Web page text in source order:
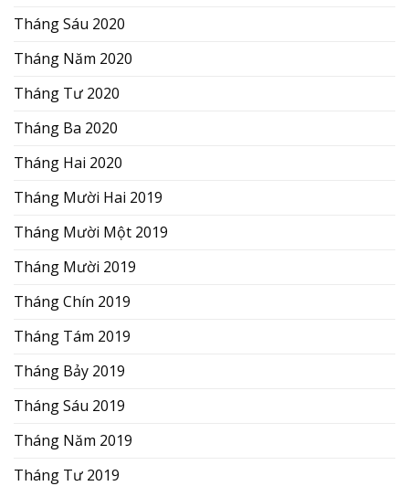
Tháng Sáu 2020
Tháng Năm 2020
Tháng Tư 2020
Tháng Ba 2020
Tháng Hai 2020
Tháng Mười Hai 2019
Tháng Mười Một 2019
Tháng Mười 2019
Tháng Chín 2019
Tháng Tám 2019
Tháng Bảy 2019
Tháng Sáu 2019
Tháng Năm 2019
Tháng Tư 2019